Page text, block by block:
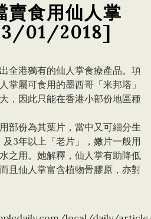
賣食用仙人掌
01/2018]
全港獨有的仙人掌食療產品。項
掌屬可食用的墨西哥「米邦塔」
，因此只能在香港小部份地區種
部份為其葉片，當中又可細分生
3年以上「老片」，嫩片一般用
之用。她解釋，仙人掌有助降低
且仙人掌富含植物骨膠原，亦對